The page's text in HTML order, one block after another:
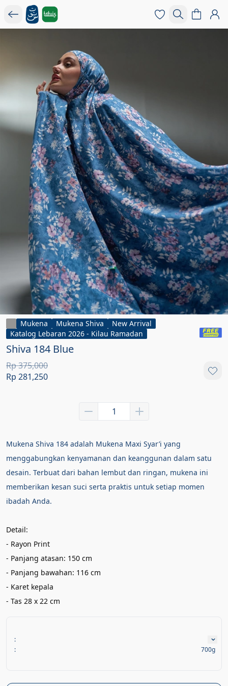
Mukena Mukena Shiva
New Arrival
Katalog Lebaran 2026 - Kilau Ramadan
Shiva 184 Blue
Rp 375,000
Rp 281,250
Mukena Shiva 184 adalah Mukena Maxi Syar’i yang
menggabungkan kenyamanan dan keanggunan dalam satu
desain. Terbuat dari bahan lembut dan ringan, mukena ini
memberikan kesan suci serta praktis untuk setiap momen
ibadah Anda.
Detail:
- Rayon Print
- Panjang atasan: 150 cm
- Panjang bawahan: 116 cm
- Karet kepala
- Tas 28 x 22 cm
:
:
700g